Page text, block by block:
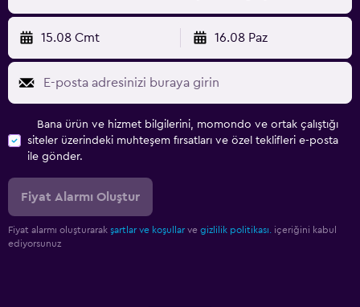
15.08 Cmt 16.08 Paz
Bana ürün ve hizmet bilgilerini, momondo ve ortak çalıştığı
siteler üzerindeki muhteşem fırsatları ve özel teklifleri e-posta
ile gönder.
Fiyat Alarmı Oluştur
Fiyat alarmı oluşturarak şartlar ve koşullar ve gizlilik politikası.
içeriğini kabul
ediyorsunuz